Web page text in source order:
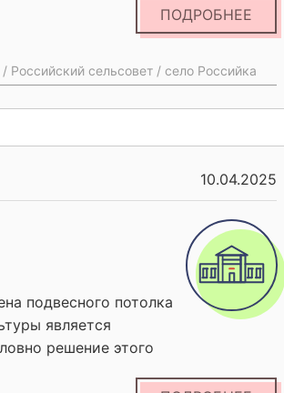
или
поселения. В
на приобретаемую
расходов
ПОДРОБНЕЕ
сельсовет / село Российка
10.04.2025
подвесного потолка
является
решение этого